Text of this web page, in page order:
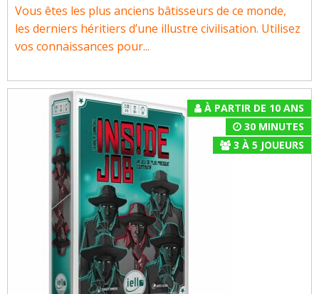
Vous êtes les plus anciens bâtisseurs de ce monde,
les derniers héritiers d’une illustre civilisation. Utilisez
vos connaissances pour...
À PARTIR DE 10 ANS
30 MINUTES
3 À 5 JOUEURS